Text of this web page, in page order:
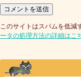
このサイトはスパムを低減
ータの処理方法の詳細はこ